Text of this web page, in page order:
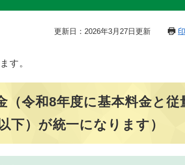
更新日：2026年3月27日更新
す。
（令和8年度に基本料金と従
下）が統一になります）